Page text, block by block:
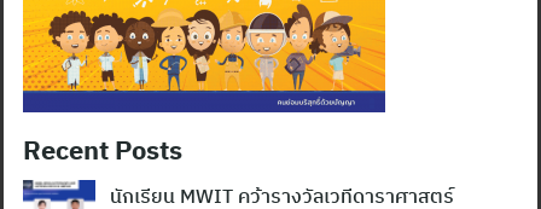
Recent Posts
นักเรียน MWIT คว้ารางวัลเวทีดาราศาสตร์